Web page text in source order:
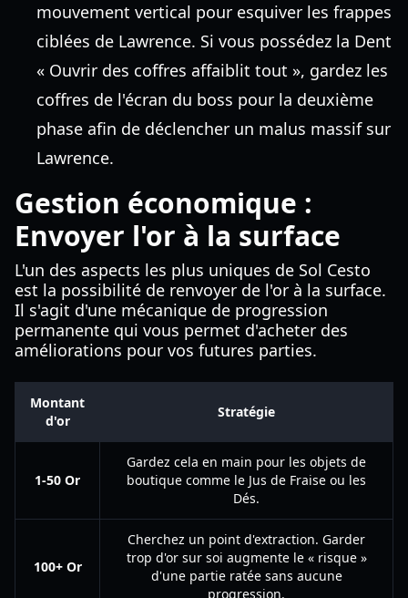
mouvement vertical pour esquiver les frappes
ciblées de Lawrence. Si vous possédez la Dent
« Ouvrir des coffres affaiblit tout », gardez les
coffres de l'écran du boss pour la deuxième
phase afin de déclencher un malus massif sur
Lawrence.
Gestion économique :
Envoyer l'or à la surface
L'un des aspects les plus uniques de Sol Cesto
est la possibilité de renvoyer de l'or à la surface.
Il s'agit d'une mécanique de progression
permanente qui vous permet d'acheter des
améliorations pour vos futures parties.
Montant
d'or
Stratégie
1-50 Or
Gardez cela en main pour les objets de
boutique comme le Jus de Fraise ou les
Dés.
100+ Or
Cherchez un point d'extraction. Garder
trop d'or sur soi augmente le « risque »
d'une partie ratée sans aucune
progression.